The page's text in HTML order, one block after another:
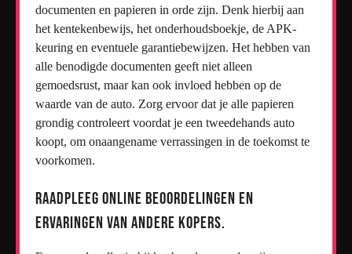
documenten en papieren in orde zijn. Denk hierbij aan
het kentekenbewijs, het onderhoudsboekje, de APK-
keuring en eventuele garantiebewijzen. Het hebben van
alle benodigde documenten geeft niet alleen
gemoedsrust, maar kan ook invloed hebben op de
waarde van de auto. Zorg ervoor dat je alle papieren
grondig controleert voordat je een tweedehands auto
koopt, om onaangename verrassingen in de toekomst te
voorkomen.
Raadpleeg online beoordelingen en
ervaringen van andere kopers.